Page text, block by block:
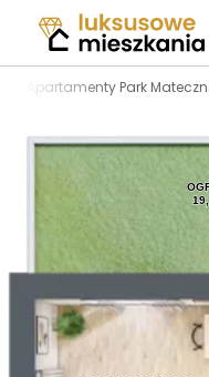
Apartamenty Park